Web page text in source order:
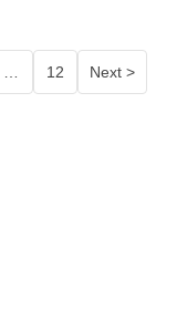
… 12 Next >